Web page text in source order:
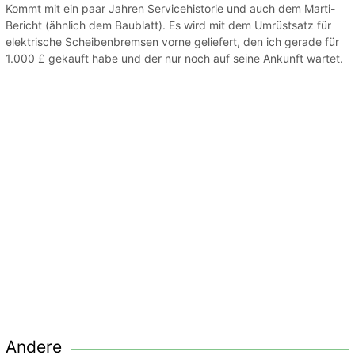
Kommt mit ein paar Jahren Servicehistorie und auch dem Marti-
Bericht (ähnlich dem Baublatt). Es wird mit dem Umrüstsatz für
elektrische Scheibenbremsen vorne geliefert, den ich gerade für
1.000 £ gekauft habe und der nur noch auf seine Ankunft wartet.
Andere